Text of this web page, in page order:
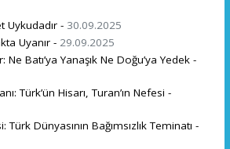
Uykudadır - 30.09.2025
Uyanır - 29.09.2025
Ne Batı’ya Yanaşık Ne Doğu’ya Yedek -
Türk’ün Hisarı, Turan’ın Nefesi -
Türk Dünyasının Bağımsızlık Teminatı -